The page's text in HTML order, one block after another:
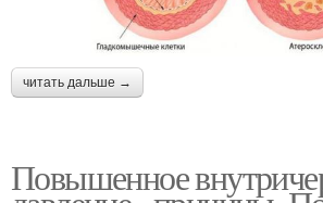
читать дальше →
Повышенное